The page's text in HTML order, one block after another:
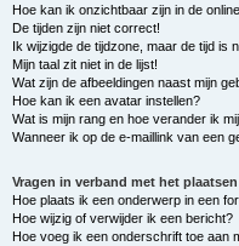
Hoe kan ik onzichtbaar zijn in de
De tijden zijn niet correct!
Ik wijzigde de tijdzone, maar de tijd is
Mijn taal zit niet in de lijst!
Wat zijn de afbeeldingen naast mijn
Hoe kan ik een avatar instellen?
Wat is mijn rang en hoe verander ik
Wanneer ik op de e-maillink van een
Vragen in verband met het
Hoe plaats ik een onderwerp in een
Hoe wijzig of verwijder ik een bericht?
Hoe voeg ik een onderschrift toe aan